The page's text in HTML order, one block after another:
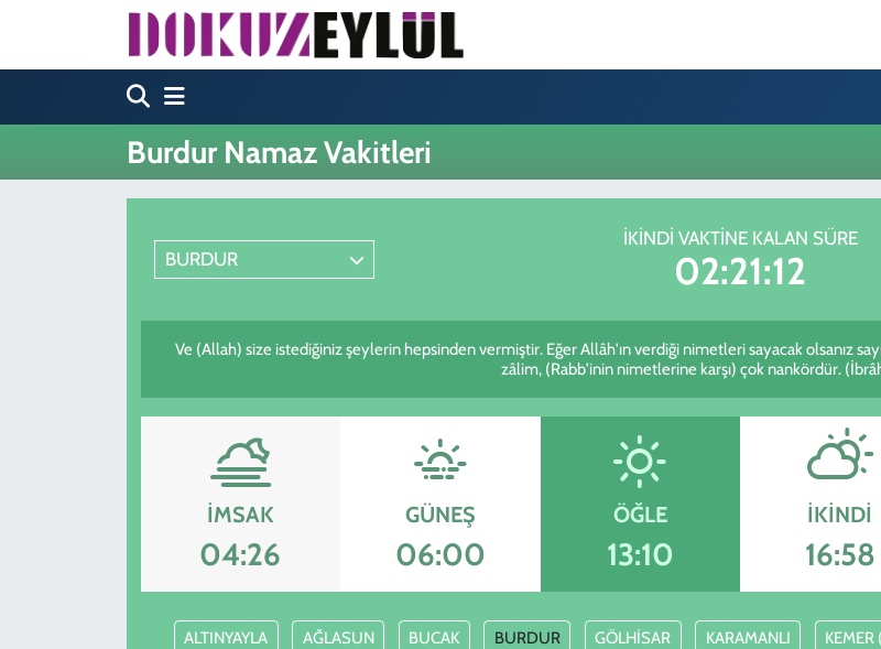
Burdur Namaz Vakitleri
BURDUR
İKINDI VAKTINE KALAN SÜRE
02:21:12
Ve (Allah) size istediğiniz şeylerin hepsinden vermiştir. Eğer Allâh'ın verdiği nimetleri sayacak olsanız
zâlim, (Rabb'inin nimetlerine karşı) çok nankördür.
İMSAK
04:26
GÜNEŞ
06:00
ÖĞLE
13:10
İKINDI
16:58
ALTINYAYLA AĞLASUN BUCAK BURDUR GÖLHİSAR KARAMANLI KEMER
Hava Durumu
Trafik Durumu
Süper Lig Puan Durumu ve Fikstür
Tüm Manşetler